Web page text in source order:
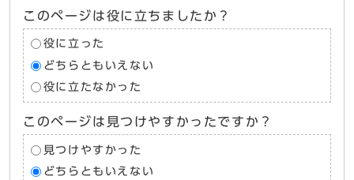
このページは役に立ちましたか？
役に立った
どちらともいえない
役に立たなかった
このページは見つけやすかったですか？
見つけやすかった
どちらともいえない